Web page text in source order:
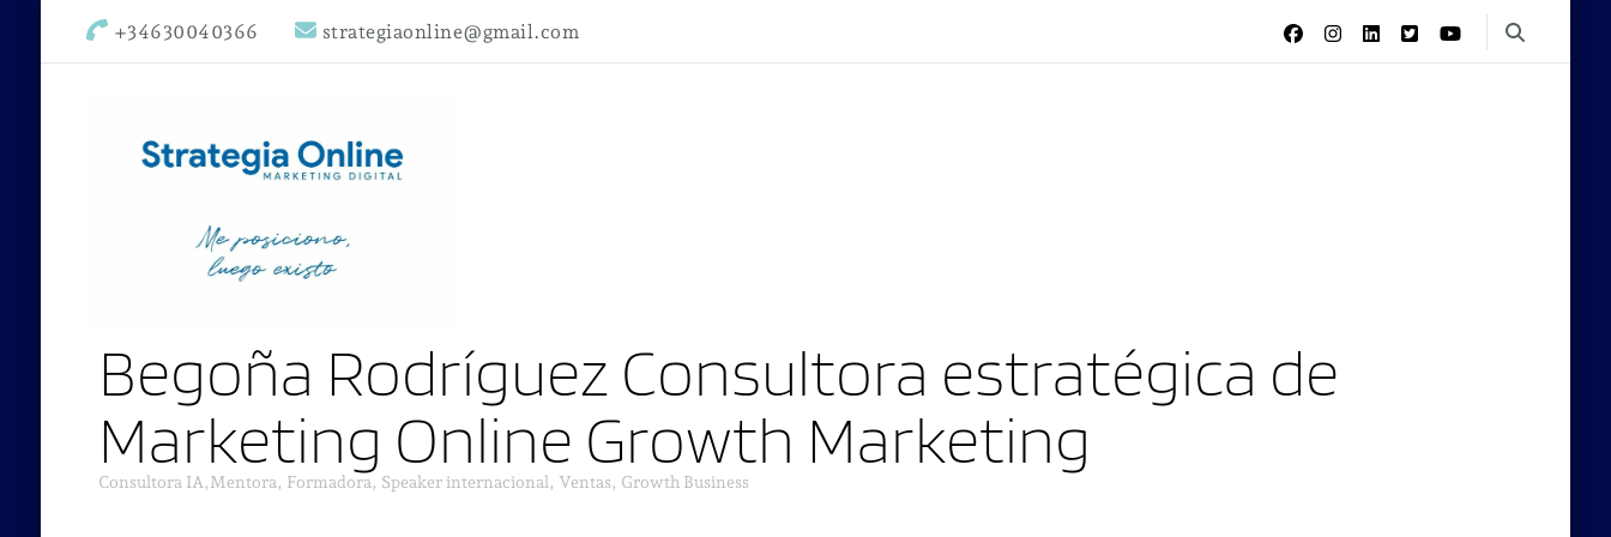
+34630040366 strategiaonline@gmail.com
Begoña Rodríguez Consultora estratégica de
Marketing Online Growth Marketing
Consultora IA,Mentora, Formadora, Speaker internacional, Ventas, Growth Business